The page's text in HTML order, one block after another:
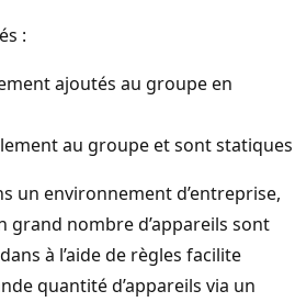
:
ajoutés au groupe en
au groupe et sont statiques
un environnement d’entreprise,
nombre d’appareils sont
à l’aide de règles facilite
quantité d’appareils via un